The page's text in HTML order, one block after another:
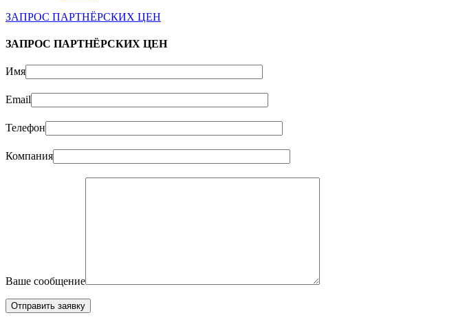
ЗАПРОС ПАРТНЁРСКИХ ЦЕН
ЗАПРОС ПАРТНЁРСКИХ ЦЕН
Имя
Email
Телефон
Компания
Ваше сообщение